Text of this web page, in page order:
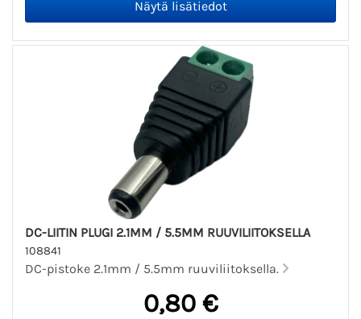
DC-LIITIN PLUGI 2.1MM / 5.5MM RUUVILIITOKSELLA
108841
DC-pistoke 2.1mm / 5.5mm ruuviliitoksella.
0,80 €